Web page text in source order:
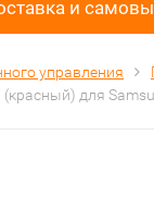
и
управления
для